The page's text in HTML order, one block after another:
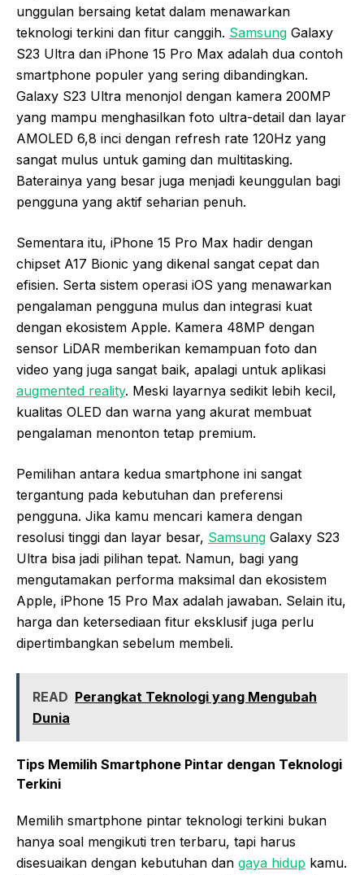
unggulan bersaing ketat dalam menawarkan
teknologi terkini dan fitur canggih. Samsung Galaxy
S23 Ultra dan iPhone 15 Pro Max adalah dua contoh
smartphone populer yang sering dibandingkan.
Galaxy S23 Ultra menonjol dengan kamera 200MP
yang mampu menghasilkan foto ultra-detail dan layar
AMOLED 6,8 inci dengan refresh rate 120Hz yang
sangat mulus untuk gaming dan multitasking.
Baterainya yang besar juga menjadi keunggulan bagi
pengguna yang aktif seharian penuh.
Sementara itu, iPhone 15 Pro Max hadir dengan
chipset A17 Bionic yang dikenal sangat cepat dan
efisien. Serta sistem operasi iOS yang menawarkan
pengalaman pengguna mulus dan integrasi kuat
dengan ekosistem Apple. Kamera 48MP dengan
sensor LiDAR memberikan kemampuan foto dan
video yang juga sangat baik, apalagi untuk aplikasi
augmented reality. Meski layarnya sedikit lebih kecil,
kualitas OLED dan warna yang akurat membuat
pengalaman menonton tetap premium.
Pemilihan antara kedua smartphone ini sangat
tergantung pada kebutuhan dan preferensi
pengguna. Jika kamu mencari kamera dengan
resolusi tinggi dan layar besar, Samsung Galaxy S23
Ultra bisa jadi pilihan tepat. Namun, bagi yang
mengutamakan performa maksimal dan ekosistem
Apple, iPhone 15 Pro Max adalah jawaban. Selain itu,
harga dan ketersediaan fitur eksklusif juga perlu
dipertimbangkan sebelum membeli.
READ Perangkat Teknologi yang Mengubah
Dunia
Tips Memilih Smartphone Pintar dengan Teknologi
Terkini
Memilih smartphone pintar teknologi terkini bukan
hanya soal mengikuti tren terbaru, tapi harus
disesuaikan dengan kebutuhan dan gaya hidup kamu.